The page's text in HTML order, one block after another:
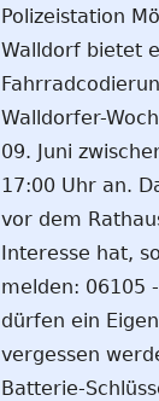
Polizeistation
Walldorf bietet
Walldorfer-
09. Juni
17:00 Uhr an.
vor dem
Interesse hat,
melden: 06105
dürfen ein
vergessen
Batterie-